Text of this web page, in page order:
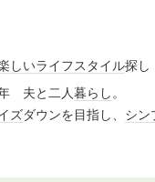
しいライフスタイル探し
夫と二人暮らし。
ズダウンを目指し、 シン